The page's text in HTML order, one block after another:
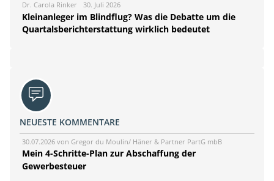
Dr. Carola Rinker 30. Juli 2026
Kleinanleger im Blindflug? Was die Debatte um die
Quartalsberichterstattung wirklich bedeutet
NEUESTE KOMMENTARE
30.07.2026 von Gregor du Moulin/ Häner & Partner PartG mbB
Mein 4-Schritte-Plan zur Abschaffung der
Gewerbesteuer